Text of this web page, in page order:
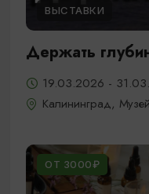
ВЫСТАВКИ
Держать
19.03.2026 -
Калининград,
ОТ 3000₽